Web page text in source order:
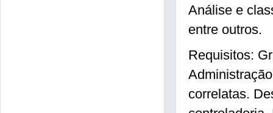
Análise e
entre outros.
Requisitos:
correlatas.